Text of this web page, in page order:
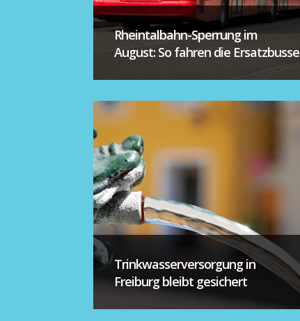
Rheintalbahn-Sperrung im
August: So fahren die Ersatzbusse
Trinkwasserversorgung in
Freiburg bleibt gesichert